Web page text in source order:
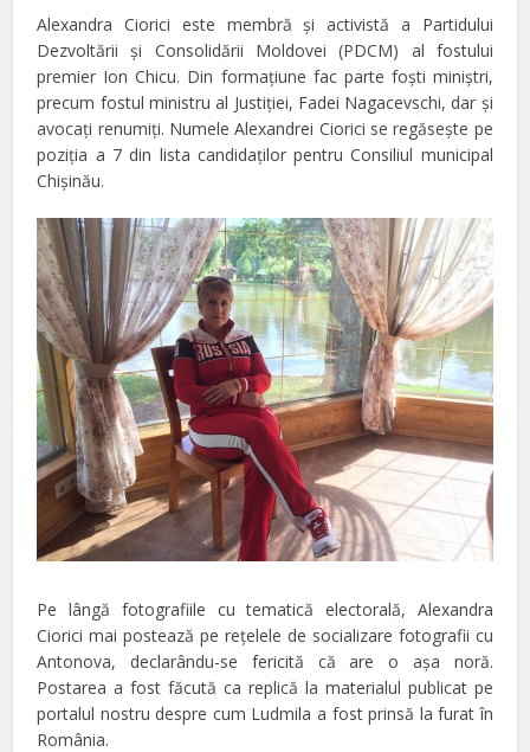
Alexandra Ciorici este membră şi activistă a Partidului
Dezvoltării şi Consolidării Moldovei (PDCM) al fostului
premier Ion Chicu. Din formaţiune fac parte foşti miniştri,
precum fostul ministru al Justiţiei, Fadei Nagacevschi, dar şi
avocaţi renumiţi. Numele Alexandrei Ciorici se regăseşte pe
poziţia a 7 din lista candidaţilor pentru Consiliul municipal
Chişinău.
Pe lângă fotografiile cu tematică electorală, Alexandra
Ciorici mai postează pe reţelele de socializare fotografii cu
Antonova, declarându-se fericită că are o aşa noră.
Postarea a fost făcută ca replică la materialul publicat pe
portalul nostru despre cum Ludmila a fost prinsă la furat în
România.